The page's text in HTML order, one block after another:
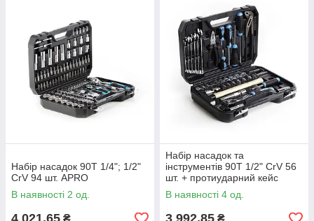
Набір насадок 90T 1/4"; 1/2"
CrV 94 шт. APRO
В наявності 2 од.
4 021,65 ₴
Набір насадок та
інструментів 90T 1/2" CrV 56
шт. + протиударний кейс
APRO
В наявності 4 од.
3 992,85 ₴